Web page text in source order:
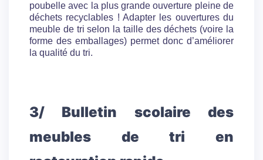
poubelle avec la plus grande ouverture pleine de
déchets recyclables ! Adapter les ouvertures du
meuble de tri selon la taille des déchets (voire la
forme des emballages) permet donc d’améliorer
la qualité du tri.
3/ Bulletin scolaire des
meubles de tri en